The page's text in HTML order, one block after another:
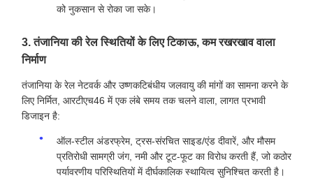
को नुकसान से रोका जा सके।
3. तंजानिया की रेल स्थितियों के लिए टिकाऊ, कम रखरखाव वाला
निर्माण
तंजानिया के रेल नेटवर्क और उष्णकटिबंधीय जलवायु की मांगों का सामना करने के
लिए निर्मित, आरटीएच46 में एक लंबे समय तक चलने वाला, लागत प्रभावी
डिजाइन है:
ऑल-स्टील अंडरफ्रेम, ट्रस-संरचित साइड/एंड दीवारें, और मौसम
प्रतिरोधी सामग्री जंग, नमी और टूट-फूट का विरोध करती हैं, जो कठोर
पर्यावरणीय परिस्थितियों में दीर्घकालिक स्थायित्व सुनिश्चित करती है।